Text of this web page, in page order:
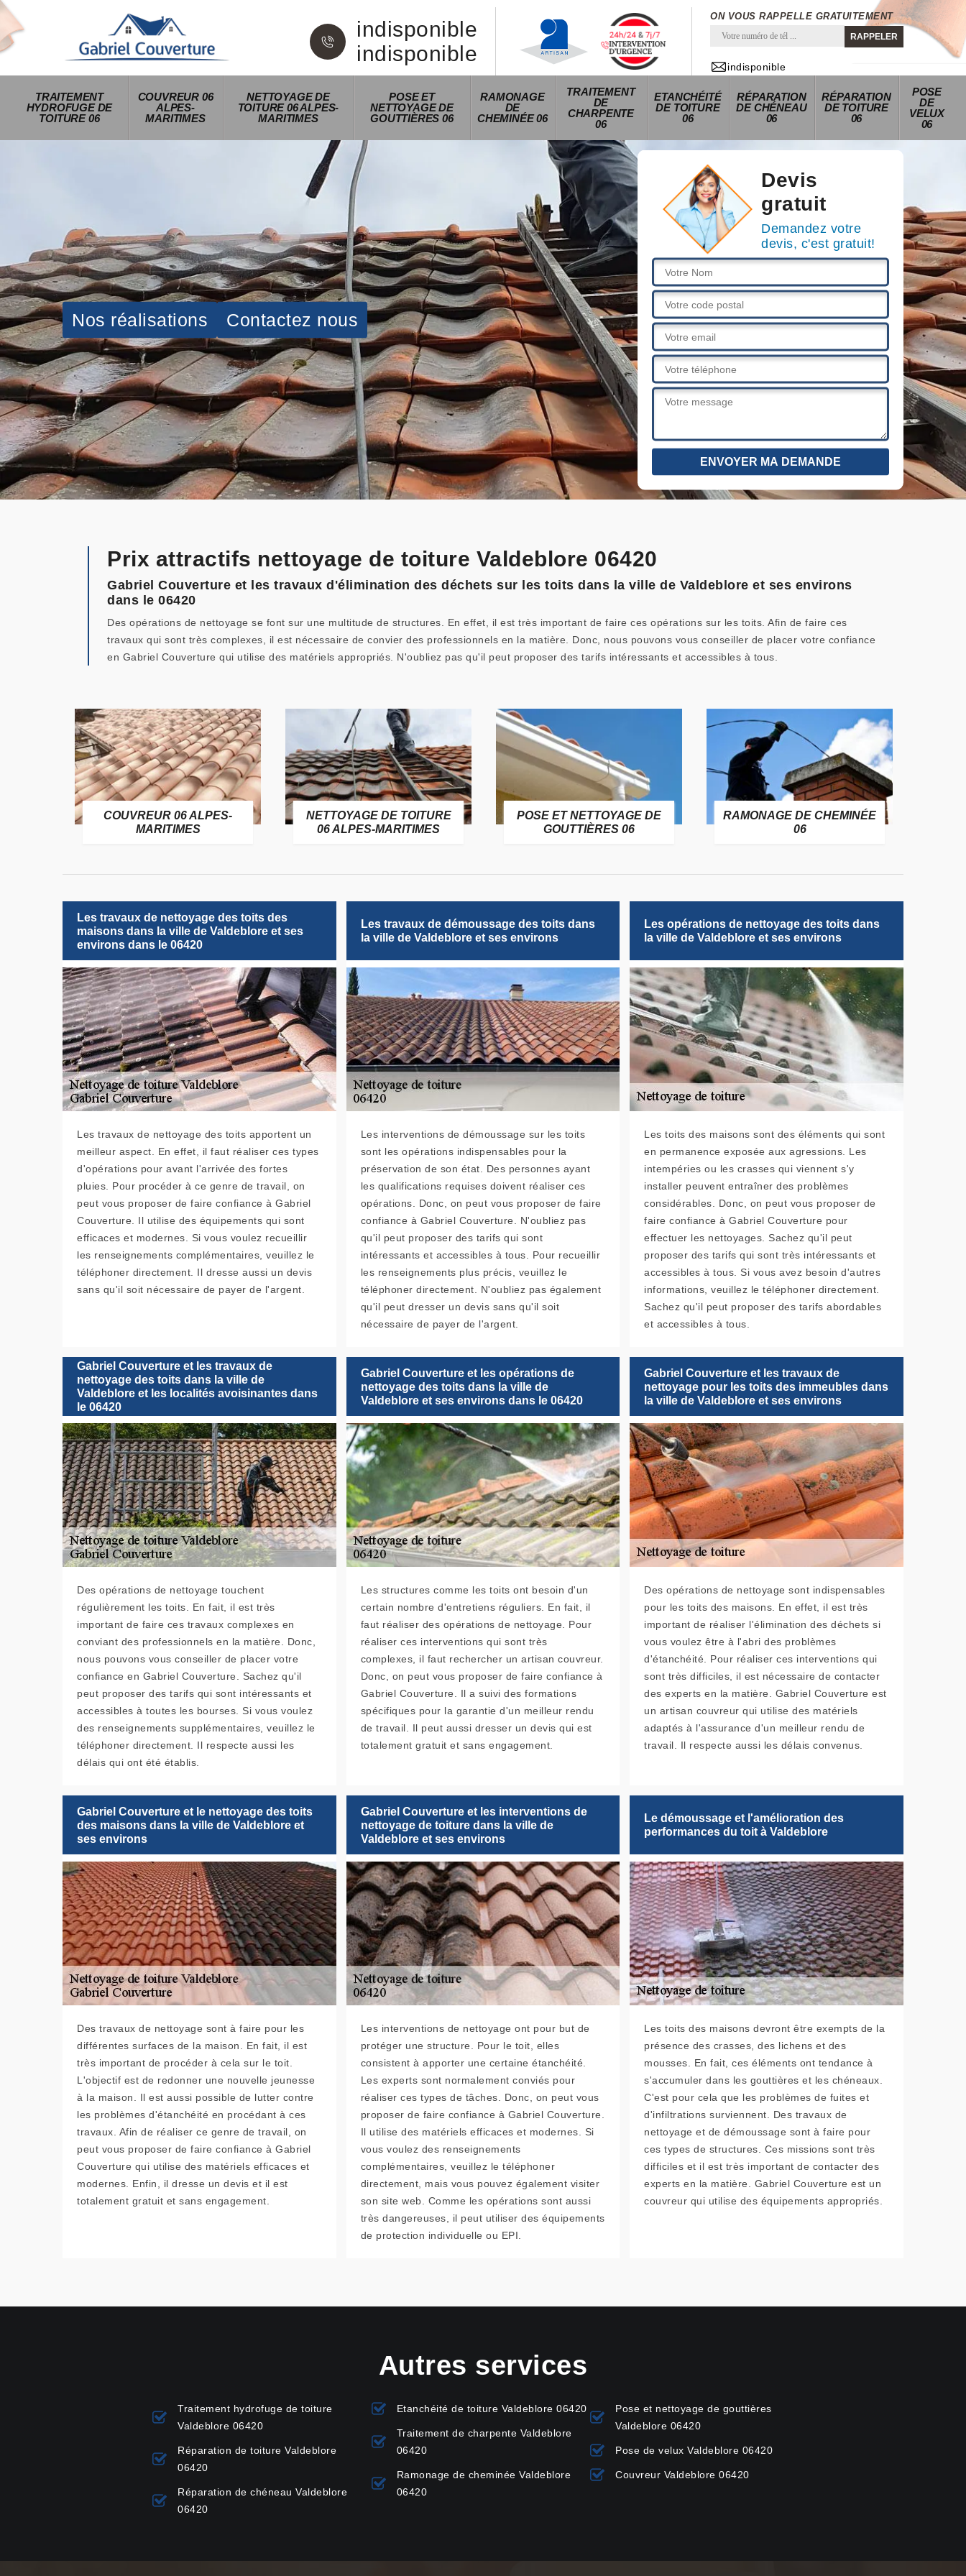
indisponible
indisponible
ON VOUS RAPPELLE GRATUITEMENT
indisponible
TRAITEMENT
HYDROFUGE DE
TOITURE 06
COUVREUR 06
ALPES-
MARITIMES
NETTOYAGE DE
TOITURE 06 ALPES-
MARITIMES
POSE ET
NETTOYAGE DE
GOUTTIÈRES 06
RAMONAGE
DE
CHEMINÉE 06
TRAITEMENT
DE
CHARPENTE
06
ETANCHÉITÉ
DE TOITURE
06
RÉPARATION
DE CHÉNEAU
06
RÉPARATION
DE TOITURE
06
POSE
DE
VELUX
06
Nos réalisations Contactez nous
Devis
gratuit
Demandez votre
devis, c'est gratuit!
Prix attractifs nettoyage de toiture Valdeblore 06420
Gabriel Couverture et les travaux d'élimination des déchets sur les toits dans la ville de Valdeblore et ses environs
dans le 06420
Des opérations de nettoyage se font sur une multitude de structures. En effet, il est très important de faire ces opérations sur les toits. Afin de faire ces
travaux qui sont très complexes, il est nécessaire de convier des professionnels en la matière. Donc, nous pouvons vous conseiller de placer votre confiance
en Gabriel Couverture qui utilise des matériels appropriés. N'oubliez pas qu'il peut proposer des tarifs intéressants et accessibles à tous.
COUVREUR 06 ALPES-
MARITIMES
NETTOYAGE DE TOITURE
06 ALPES-MARITIMES
POSE ET NETTOYAGE DE
GOUTTIÈRES 06
RAMONAGE DE CHEMINÉE
06
Les travaux de nettoyage des toits des
maisons dans la ville de Valdeblore et ses
environs dans le 06420
Les travaux de nettoyage des toits apportent un
meilleur aspect. En effet, il faut réaliser ces types
d'opérations pour avant l'arrivée des fortes
pluies. Pour procéder à ce genre de travail, on
peut vous proposer de faire confiance à Gabriel
Couverture. Il utilise des équipements qui sont
efficaces et modernes. Si vous voulez recueillir
les renseignements complémentaires, veuillez le
téléphoner directement. Il dresse aussi un devis
sans qu'il soit nécessaire de payer de l'argent.
Les travaux de démoussage des toits dans
la ville de Valdeblore et ses environs
Les interventions de démoussage sur les toits
sont les opérations indispensables pour la
préservation de son état. Des personnes ayant
les qualifications requises doivent réaliser ces
opérations. Donc, on peut vous proposer de faire
confiance à Gabriel Couverture. N'oubliez pas
qu'il peut proposer des tarifs qui sont
intéressants et accessibles à tous. Pour recueillir
les renseignements plus précis, veuillez le
téléphoner directement. N'oubliez pas également
qu'il peut dresser un devis sans qu'il soit
nécessaire de payer de l'argent.
Les opérations de nettoyage des toits dans
la ville de Valdeblore et ses environs
Les toits des maisons sont des éléments qui sont
en permanence exposée aux agressions. Les
intempéries ou les crasses qui viennent s'y
installer peuvent entraîner des problèmes
considérables. Donc, on peut vous proposer de
faire confiance à Gabriel Couverture pour
effectuer les nettoyages. Sachez qu'il peut
proposer des tarifs qui sont très intéressants et
accessibles à tous. Si vous avez besoin d'autres
informations, veuillez le téléphoner directement.
Sachez qu'il peut proposer des tarifs abordables
et accessibles à tous.
Gabriel Couverture et les travaux de
nettoyage des toits dans la ville de
Valdeblore et les localités avoisinantes dans
le 06420
Des opérations de nettoyage touchent
régulièrement les toits. En fait, il est très
important de faire ces travaux complexes en
conviant des professionnels en la matière. Donc,
nous pouvons vous conseiller de placer votre
confiance en Gabriel Couverture. Sachez qu'il
peut proposer des tarifs qui sont intéressants et
accessibles à toutes les bourses. Si vous voulez
des renseignements supplémentaires, veuillez le
téléphoner directement. Il respecte aussi les
délais qui ont été établis.
Gabriel Couverture et les opérations de
nettoyage des toits dans la ville de
Valdeblore et ses environs dans le 06420
Les structures comme les toits ont besoin d'un
certain nombre d'entretiens réguliers. En fait, il
faut réaliser des opérations de nettoyage. Pour
réaliser ces interventions qui sont très
complexes, il faut rechercher un artisan couvreur.
Donc, on peut vous proposer de faire confiance à
Gabriel Couverture. Il a suivi des formations
spécifiques pour la garantie d'un meilleur rendu
de travail. Il peut aussi dresser un devis qui est
totalement gratuit et sans engagement.
Gabriel Couverture et les travaux de
nettoyage pour les toits des immeubles dans
la ville de Valdeblore et ses environs
Des opérations de nettoyage sont indispensables
pour les toits des maisons. En effet, il est très
important de réaliser l'élimination des déchets si
vous voulez être à l'abri des problèmes
d'étanchéité. Pour réaliser ces interventions qui
sont très difficiles, il est nécessaire de contacter
des experts en la matière. Gabriel Couverture est
un artisan couvreur qui utilise des matériels
adaptés à l'assurance d'un meilleur rendu de
travail. Il respecte aussi les délais convenus.
Gabriel Couverture et le nettoyage des toits
des maisons dans la ville de Valdeblore et
ses environs
Des travaux de nettoyage sont à faire pour les
différentes surfaces de la maison. En fait, il est
très important de procéder à cela sur le toit.
L'objectif est de redonner une nouvelle jeunesse
à la maison. Il est aussi possible de lutter contre
les problèmes d'étanchéité en procédant à ces
travaux. Afin de réaliser ce genre de travail, on
peut vous proposer de faire confiance à Gabriel
Couverture qui utilise des matériels efficaces et
modernes. Enfin, il dresse un devis et il est
totalement gratuit et sans engagement.
Gabriel Couverture et les interventions de
nettoyage de toiture dans la ville de
Valdeblore et ses environs
Les interventions de nettoyage ont pour but de
protéger une structure. Pour le toit, elles
consistent à apporter une certaine étanchéité.
Les experts sont normalement conviés pour
réaliser ces types de tâches. Donc, on peut vous
proposer de faire confiance à Gabriel Couverture.
Il utilise des matériels efficaces et modernes. Si
vous voulez des renseignements
complémentaires, veuillez le téléphoner
directement, mais vous pouvez également visiter
son site web. Comme les opérations sont aussi
très dangereuses, il peut utiliser des équipements
de protection individuelle ou EPI.
Le démoussage et l'amélioration des
performances du toit à Valdeblore
Les toits des maisons devront être exempts de la
présence des crasses, des lichens et des
mousses. En fait, ces éléments ont tendance à
s'accumuler dans les gouttières et les chéneaux.
C'est pour cela que les problèmes de fuites et
d'infiltrations surviennent. Des travaux de
nettoyage et de démoussage sont à faire pour
ces types de structures. Ces missions sont très
difficiles et il est très important de contacter des
experts en la matière. Gabriel Couverture est un
couvreur qui utilise des équipements appropriés.
Autres services
Traitement hydrofuge de toiture
Valdeblore 06420
Réparation de toiture Valdeblore
06420
Réparation de chéneau Valdeblore
06420
Etanchéité de toiture Valdeblore 06420
Traitement de charpente Valdeblore
06420
Ramonage de cheminée Valdeblore
06420
Pose et nettoyage de gouttières
Valdeblore 06420
Pose de velux Valdeblore 06420
Couvreur Valdeblore 06420